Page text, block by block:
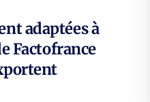
adaptées à
Factofrance